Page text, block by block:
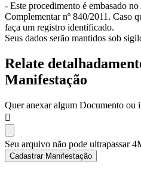
- Este procedimento é embasado
Complementar nº 840/2011. Caso
faça um registro identificado.
Seus dados serão mantidos sob
Relate
Manifestação
Quer anexar algum Documento ou
Seu arquivo não pode ultrapassar
Cadastrar Manifestação